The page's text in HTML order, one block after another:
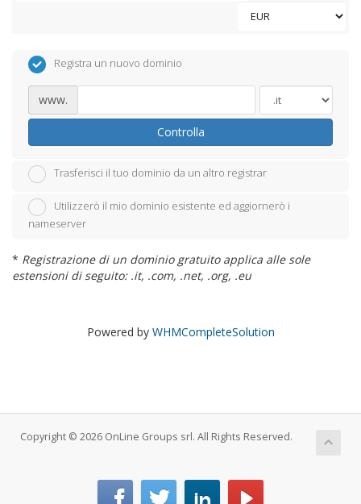
Registra un nuovo dominio
www.
Controlla
Trasferisci il tuo dominio da un altro registrar
Utilizzerò il mio dominio esistente ed aggiornerò i
nameserver
* Registrazione di un dominio gratuito applica alle sole
estensioni di seguito: .it, .com, .net, .org, .eu
Powered by WHMCompleteSolution
Copyright © 2026 OnLine Groups srl. All Rights Reserved.